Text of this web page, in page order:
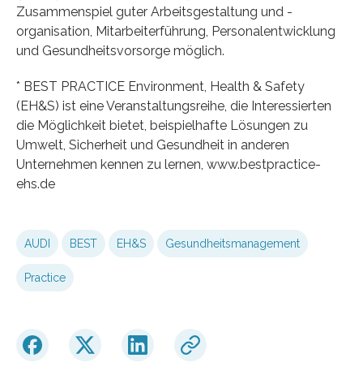
Zusammenspiel guter Arbeitsgestaltung und -
organisation, Mitarbeiterführung, Personalentwicklung
und Gesundheitsvorsorge möglich.
* BEST PRACTICE Environment, Health & Safety
(EH&S) ist eine Veranstaltungsreihe, die Interessierten
die Möglichkeit bietet, beispielhafte Lösungen zu
Umwelt, Sicherheit und Gesundheit in anderen
Unternehmen kennen zu lernen, www.bestpractice-
ehs.de
AUDI BEST EH&S Gesundheitsmanagement
Practice